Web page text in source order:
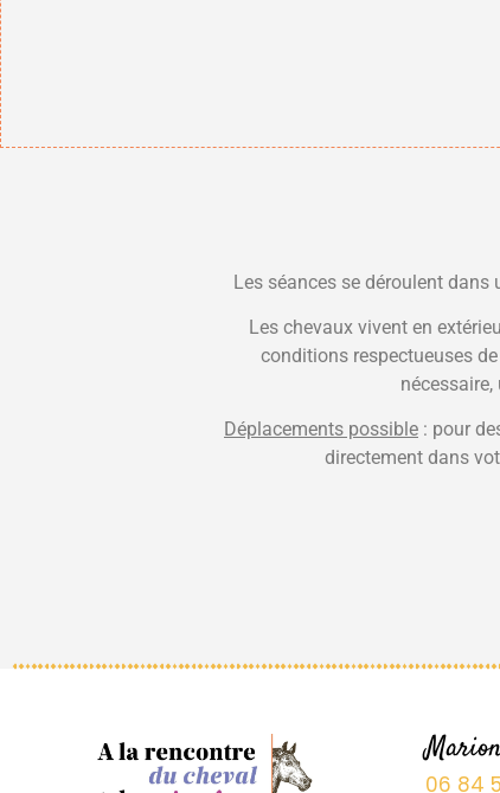
Les séances se déroulent dans
Les chevaux vivent en
conditions respectueuses
Déplacements possible : pour
directement dans
06 84